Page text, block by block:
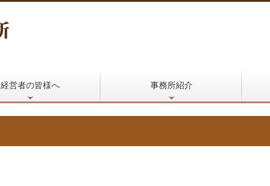
経営者の皆様へ 事務所紹介